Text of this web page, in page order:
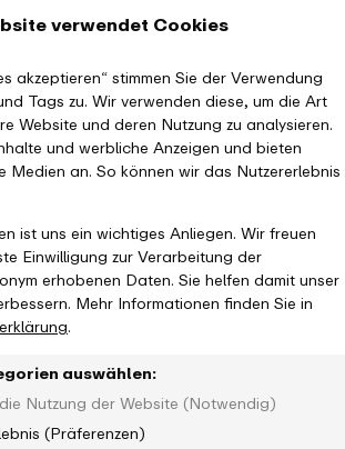
verwendet Cookies
akzeptieren“ stimmen Sie der Verwendung
Tags zu. Wir verwenden diese, um die Art
Website und deren Nutzung zu analysieren.
und werbliche Anzeigen und bieten
Medien an. So können wir das Nutzererlebnis
ist uns ein wichtiges Anliegen. Wir freuen
Einwilligung zur Verarbeitung der
erhobenen Daten. Sie helfen damit unser
Mehr Informationen finden Sie in
.
auswählen:
Nutzung der Website (Notwendig)
(Präferenzen)
Baustellen im
Leichte
Über uns
ÖPNV-Investitionen
Abmeldung bereits abgeschlossen
uns
Bus & Bahn
deutschen Netzen)